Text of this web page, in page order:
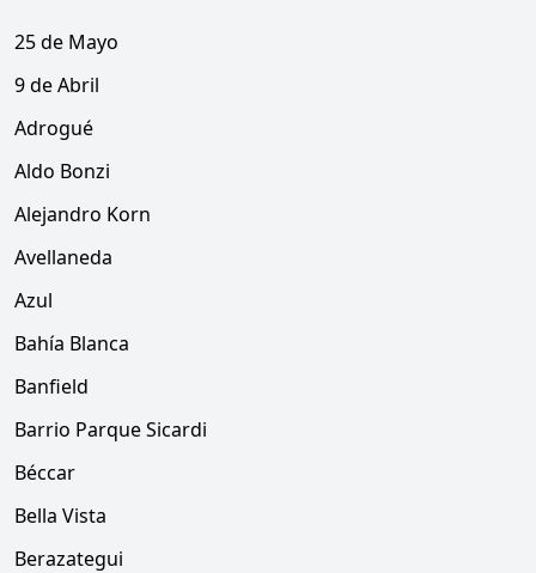
25 de Mayo
9 de Abril
Adrogué
Aldo Bonzi
Alejandro Korn
Avellaneda
Azul
Bahía Blanca
Banfield
Barrio Parque Sicardi
Béccar
Bella Vista
Berazategui